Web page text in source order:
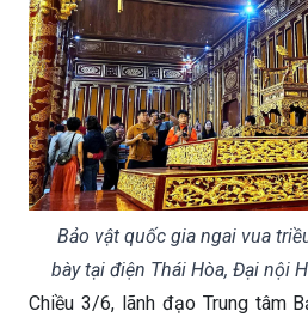
Bảo vật quốc gia ngai vua
bày tại điện Thái Hòa, Đại nội
Chiều 3/6, lãnh đạo Trung tâm